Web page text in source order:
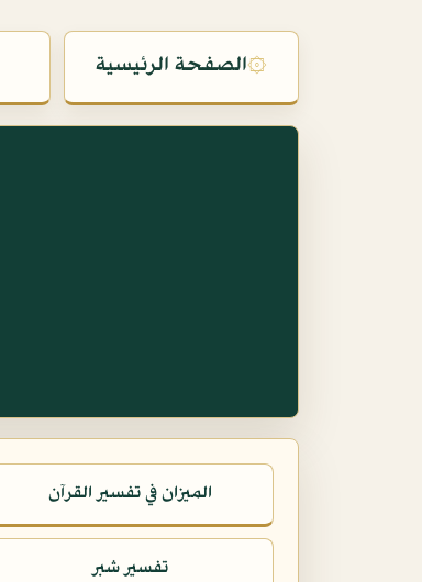
۞الصفحة الرئيسية
الميزان في تفسير القرآن
تفسير شبر